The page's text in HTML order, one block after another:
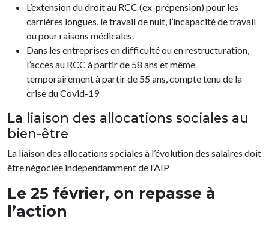
L’extension du droit au RCC (ex-prépension) pour les
carrières longues, le travail de nuit, l’incapacité de travail
ou pour raisons médicales.
Dans les entreprises en difficulté ou en restructuration,
l’accès au RCC à partir de 58 ans et même
temporairement à partir de 55 ans, compte tenu de la
crise du Covid-19
La liaison des allocations sociales au
bien-être
La liaison des allocations sociales à l’évolution des salaires doit
être négociée indépendamment de l’AIP
Le 25 février, on repasse à
l’action